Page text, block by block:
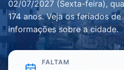
02/07/2027 (Sexta-feira),
174 anos. Veja os feriados
informações sobre a cidade.
FALTAM